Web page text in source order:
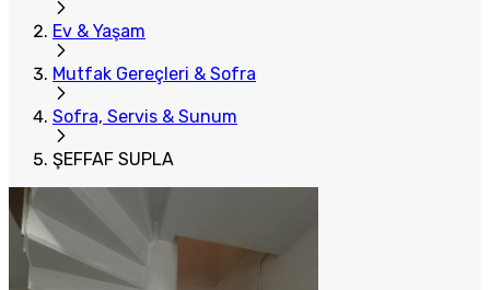
Ev & Yaşam
Mutfak Gereçleri & Sofra
Sofra, Servis & Sunum
ŞEFFAF SUPLA